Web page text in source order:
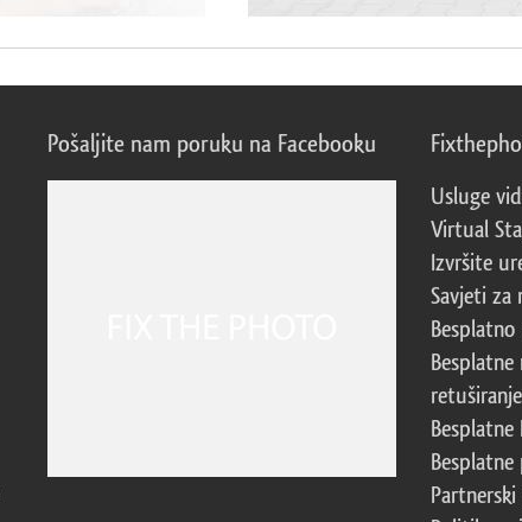
Pošaljite nam poruku na Facebooku
Usluge
Virtual
Izvršite
Savjeti za
retuširanje